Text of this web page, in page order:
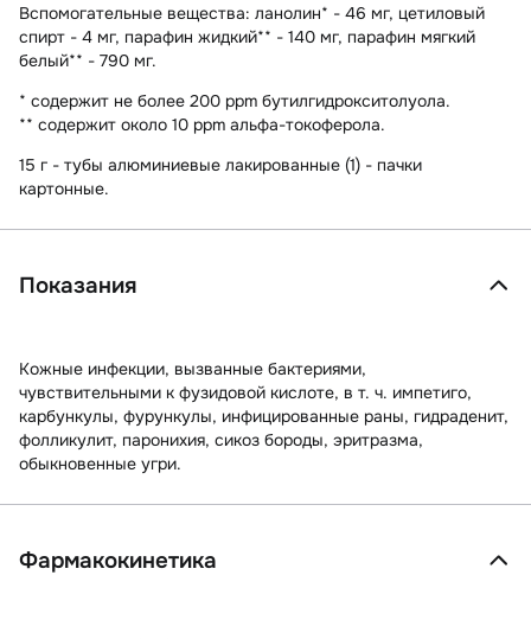
Вспомогательные вещества: ланолин* - 46 мг, цетиловый
спирт - 4 мг, парафин жидкий** - 140 мг, парафин мягкий
белый** - 790 мг.
* содержит не более 200 ppm бутилгидрокситолуола.
** содержит около 10 ppm альфа-токоферола.
15 г - тубы алюминиевые лакированные (1) - пачки
картонные.
Показания
Кожные инфекции, вызванные бактериями,
чувствительными к фузидовой кислоте, в т. ч. импетиго,
карбункулы, фурункулы, инфицированные раны, гидраденит,
фолликулит, паронихия, сикоз бороды, эритразма,
обыкновенные угри.
Фармакокинетика